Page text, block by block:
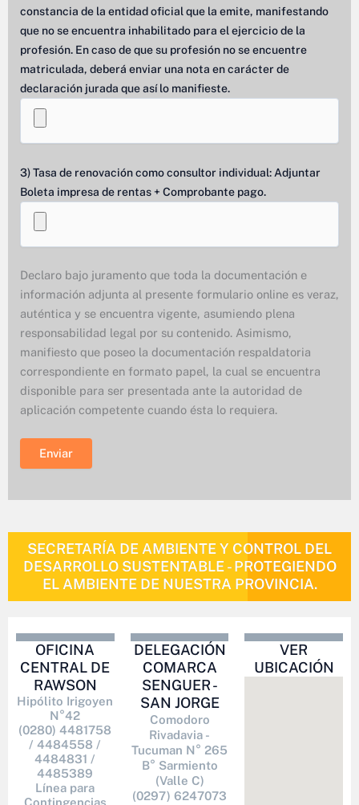
constancia de la entidad oficial que la emite, manifestando
que no se encuentra inhabilitado para el ejercicio de la
profesión. En caso de que su profesión no se encuentre
matriculada, deberá enviar una nota en carácter de
declaración jurada que así lo manifieste.
3) Tasa de renovación como consultor individual: Adjuntar
Boleta impresa de rentas + Comprobante pago.
Declaro bajo juramento que toda la documentación e
información adjunta al presente formulario online es veraz,
auténtica y se encuentra vigente, asumiendo plena
responsabilidad legal por su contenido. Asimismo,
manifiesto que poseo la documentación respaldatoria
correspondiente en formato papel, la cual se encuentra
disponible para ser presentada ante la autoridad de
aplicación competente cuando ésta lo requiera.
SECRETARÍA DE AMBIENTE Y CONTROL DEL
DESARROLLO SUSTENTABLE - PROTEGIENDO
EL AMBIENTE DE NUESTRA PROVINCIA.
OFICINA
CENTRAL DE
RAWSON
Hipólito Irigoyen
N°42
(0280) 4481758
/ 4484558 /
4484831 /
4485389
Línea para
Contingencias
DELEGACIÓN
COMARCA
SENGUER -
SAN JORGE
Comodoro
Rivadavia -
Tucuman N° 265
B° Sarmiento
(Valle C)
(0297) 6247073
VER
UBICACIÓN